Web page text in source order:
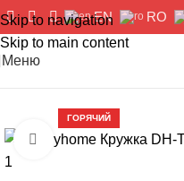
Skip to navigation
Skip to main content
EN RO
Меню
ГОРЯЧИЙ
Нажмите, чтобы